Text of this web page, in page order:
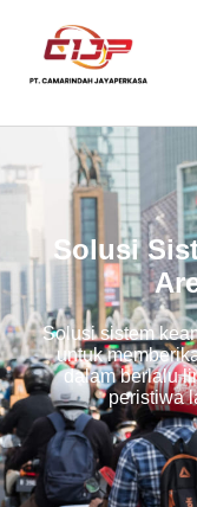
Solusi
Solusi sistem
untuk
dalam berlalu
peristiwa